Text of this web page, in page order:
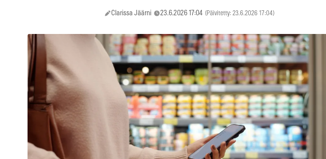
Clarissa Jäärni 23.6.2026 17:04 (Päivitetty: 23.6.2026 17:04)